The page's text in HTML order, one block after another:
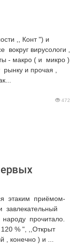
,, Конт ") и
вирусологи ,
- макро ( и микро )
и прочая ,
472
этаким приёмом-
завлекательный
прочитало.
% ", ,,Открыт
, конечно ) и ...